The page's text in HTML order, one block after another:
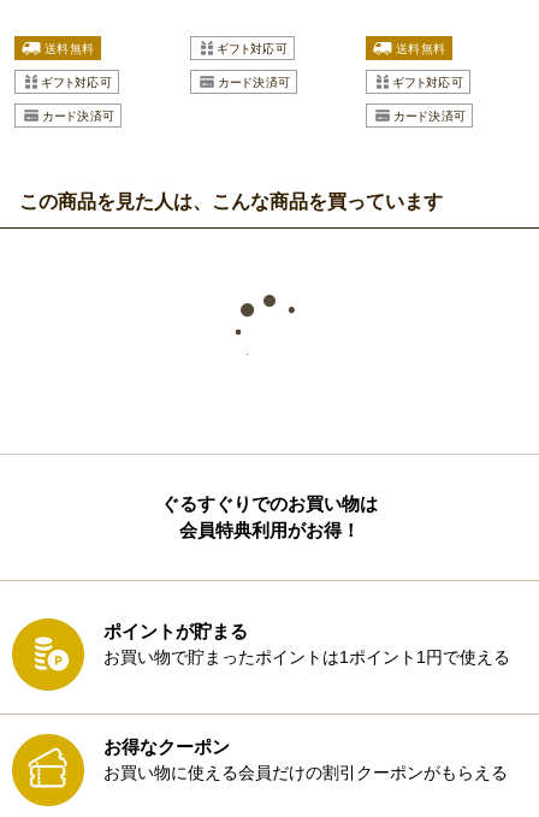
この商品を見た人は、こんな商品を買っています
ぐるすぐりでのお買い物は
会員特典利用がお得！
ポイントが貯まる
お買い物で貯まったポイントは1ポイント1円で使える
お得なクーポン
お買い物に使える会員だけの割引クーポンがもらえる